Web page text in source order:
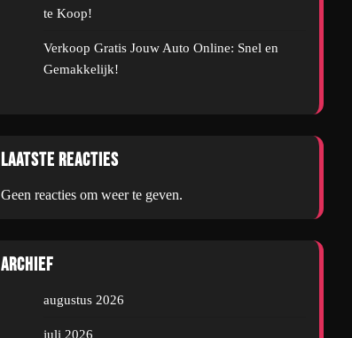
te Koop!
Verkoop Gratis Jouw Auto Online: Snel en
Gemakkelijk!
Laatste reacties
Geen reacties om weer te geven.
Archief
augustus 2026
juli 2026